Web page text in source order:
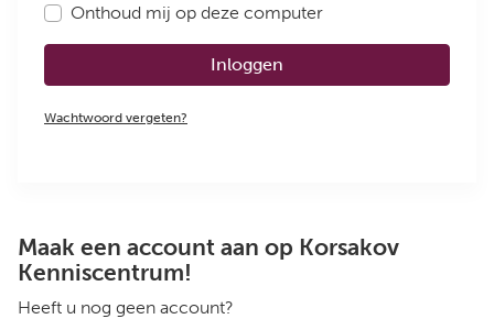
Onthoud mij op deze computer
Inloggen
Wachtwoord vergeten?
Maak een account aan op Korsakov
Kenniscentrum!
Heeft u nog geen account?